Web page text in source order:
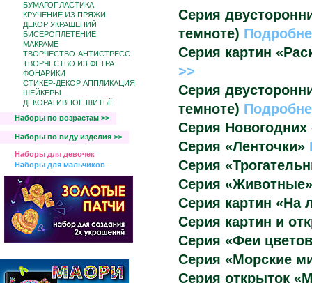
БУМАГОПЛАСТИКА
КРУЧЕНИЕ ИЗ ПРЯЖИ
ДЕКОР УКРАШЕНИЙ
БИCЕРОПЛЕТЕНИЕ
МАКРАМЕ
ТВОРЧЕСТВО-АНТИСТРЕСС
ТВОРЧЕСТВО ИЗ ФЕТРА
ФОНАРИКИ
СТИКЕР-ДЕКОР АППЛИКАЦИЯ
ШЕЙКЕРЫ
ДЕКОРАТИВНОЕ ШИТЬЁ
Наборы по возрастам >>
Наборы по виду изделия >>
Наборы для девочек
Наборы для мальчиков
Серия
темноте)
Серия картин
>>
Серия
темноте)
Серия
Серия «Ленточки»
Серия
Серия
Серия картин «На
Серия картин и
Серия «Феи
Серия «Морские
Серия открыток